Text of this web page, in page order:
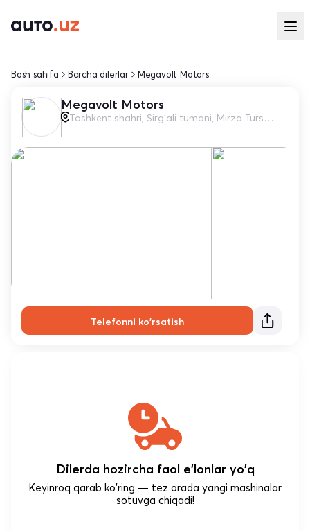
Bosh sahifa Barcha dilerlar Megavolt Motors
Megavolt Motors
Toshkent shahri, Sirg'ali tumani, Mirza Tursunzade ko'chasi, 62
Telefonni ko'rsatish
Dilerda hozircha faol e'lonlar yo'q
Keyinroq qarab ko'ring — tez orada yangi mashinalar
sotuvga chiqadi!